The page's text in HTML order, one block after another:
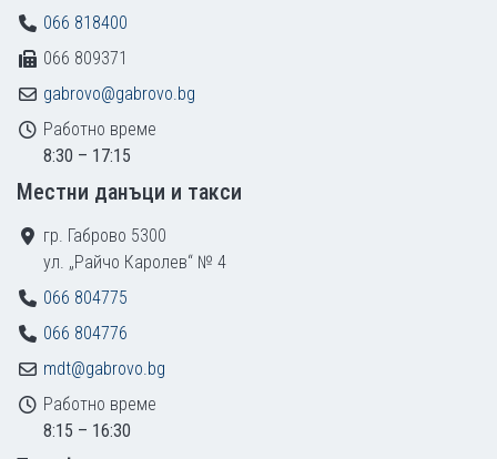
066 818400
066 809371
gabrovo@gabrovo.bg
Работно време
8:30 – 17:15
Местни данъци и такси
гр. Габрово 5300
ул. „Райчо Каролев“ № 4
066 804775
066 804776
mdt@gabrovo.bg
Работно време
8:15 – 16:30